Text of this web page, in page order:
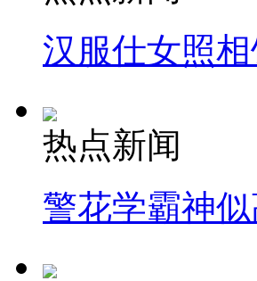
汉服仕女照
热点新闻
警花学霸神